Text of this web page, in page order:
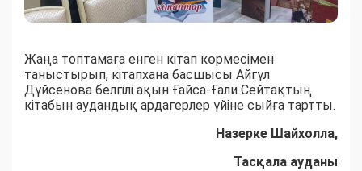
Жаңа топтамаға енген кітап көрмесімен
таныстырып, кітапхана басшысы Айгүл
Дүйсенова белгілі ақын Ғайса-Ғали Сейтақтың
кітабын аудандық ардагерлер үйіне сыйға тартты.
Назерке Шайхолла,
Тасқала ауданы